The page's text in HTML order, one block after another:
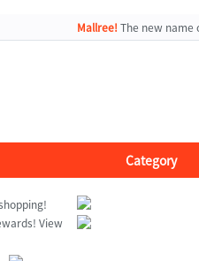
Mallree! The new name
Category